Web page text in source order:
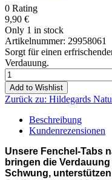
0 Rating
9,90 €
Only 1 in stock
Artikelnummer: 29958061
Sorgt für einen
Verdauung.
Add to Wishlist
Zurück zu: Hildegards
Beschreibung
Kundenrezensionen
Unsere Fenchel-Tabs
bringen die
Schwung,